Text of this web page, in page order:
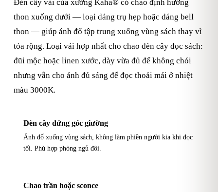
Đèn cây vải của xưởng Kaha® có chao định hướng
thon xuống dưới — loại dáng trụ hẹp hoặc dáng bell
thon — giúp ánh đổ tập trung xuống vùng sách thay vì
tỏa rộng. Loại vải hợp nhất cho chao đèn cây đọc sách:
đũi mộc hoặc linen xước, dày vừa đủ để không chói
nhưng vẫn cho ánh đủ sáng để đọc thoải mái ở nhiệt
màu 3000K.
Đèn cây đứng góc giường
Ánh đổ xuống vùng sách, không làm phiền người kia khi đọc
tối. Phù hợp phòng ngủ đôi.
Chao trần hoặc sconce